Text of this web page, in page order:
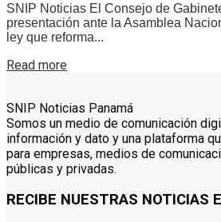
SNIP Noticias El Consejo de
presentación ante la Asamblea
ley que reforma...
Read more
SNIP Noticias Panamá
Somos un medio de comunicación
información y dato y una plataforma
para empresas, medios de
públicas y privadas.
RECIBE NUESTRAS NOTICIAS